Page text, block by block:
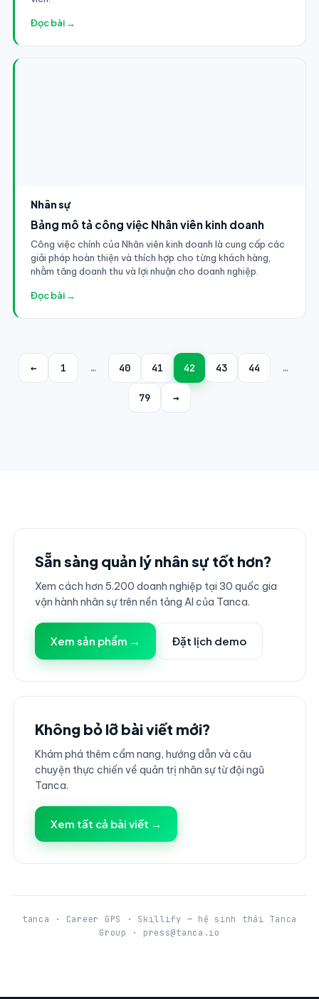
Đọc bài →
Nhân sự
Bảng mô tả công việc Nhân viên kinh doanh
Công việc chính của Nhân viên kinh doanh là cung cấp các
giải pháp hoàn thiện và thích hợp cho từng khách hàng,
nhằm tăng doanh thu và lợi nhuận cho doanh nghiệp.
Đọc bài →
← 1 … 40 41 42 43 44 …
79 →
Sẵn sàng quản lý nhân sự tốt hơn?
Xem cách hơn 5.200 doanh nghiệp tại 30 quốc gia
vận hành nhân sự trên nền tảng AI của Tanca.
Xem sản phẩm → Đặt lịch demo
Không bỏ lỡ bài viết mới?
Khám phá thêm cẩm nang, hướng dẫn và câu
chuyện thực chiến về quản trị nhân sự từ đội ngũ
Tanca.
Xem tất cả bài viết →
tanca · Career GPS · Skillify — hệ sinh thái Tanca
Group · press@tanca.io